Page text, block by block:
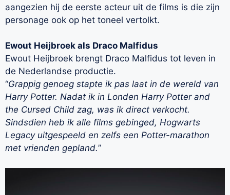
aangezien hij de eerste acteur uit de films is die zijn
personage ook op het toneel vertolkt.
Ewout Heijbroek als Draco Malfidus
Ewout Heijbroek brengt Draco Malfidus tot leven in
de Nederlandse productie.
“Grappig genoeg stapte ik pas laat in de wereld van
Harry Potter. Nadat ik in Londen Harry Potter and
the Cursed Child zag, was ik direct verkocht.
Sindsdien heb ik alle films gebinged, Hogwarts
Legacy uitgespeeld en zelfs een Potter-marathon
met vrienden gepland.”